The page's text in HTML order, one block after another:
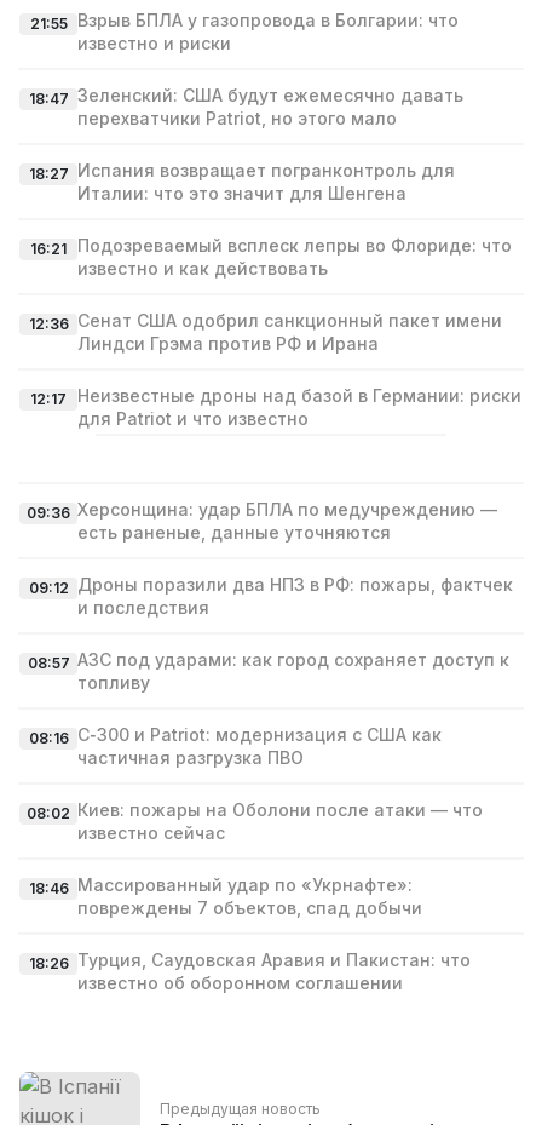
21:55
Взрыв БПЛА у газопровода в Болгарии: что
известно и риски
18:47 Зеленский: США будут ежемесячно давать
перехватчики Patriot, но этого мало
18:27 Испания возвращает погранконтроль для
Италии: что это значит для Шенгена
16:21
Подозреваемый всплеск лепры во Флориде: что
известно и как действовать
12:36 Сенат США одобрил санкционный пакет имени
Линдси Грэма против РФ и Ирана
12:17
Неизвестные дроны над базой в Германии: риски
для Patriot и что известно
09:36 Херсонщина: удар БПЛА по медучреждению —
есть раненые, данные уточняются
09:12 Дроны поразили два НПЗ в РФ: пожары, фактчек
и последствия
08:57 АЗС под ударами: как город сохраняет доступ к
топливу
08:16 С‑300 и Patriot: модернизация с США как
частичная разгрузка ПВО
08:02 Киев: пожары на Оболони после атаки — что
известно сейчас
18:46 Массированный удар по «Укрнафте»:
повреждены 7 объектов, спад добычи
18:26 Турция, Саудовская Аравия и Пакистан: что
известно об оборонном соглашении
Предыдущая новость